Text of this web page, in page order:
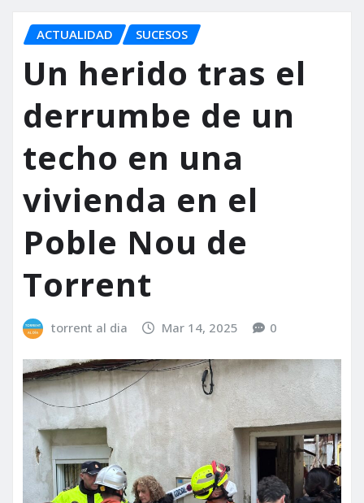
ACTUALIDAD SUCESOS
Un herido tras el
derrumbe de un
techo en una
vivienda en el
Poble Nou de
Torrent
torrent al dia Mar 14, 2025 0